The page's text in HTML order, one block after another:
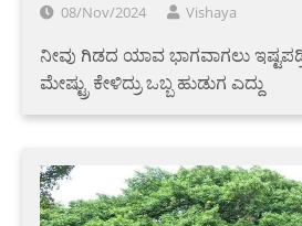
08/Nov/2024 Vishaya
ನೀವು ಗಿಡದ ಯಾವ ಭಾಗವಾಗಲು
ಮೇಷ್ಟ್ರು ಕೇಳಿದ್ರು ಒಬ್ಬ ಹುಡುಗ ಎದ್ದು